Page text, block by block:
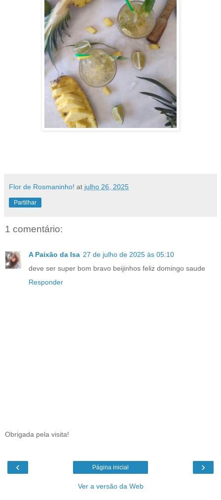
Flor de Rosmaninho! at julho 26, 2025
Partilhar
1 comentário:
A Paixão da Isa 27 de julho de 2025 às 05:10
deve ser super bom bravo beijinhos feliz domingo saude
Responder
Obrigada pela visita!
‹ ›
Página inicial
Ver a versão da Web